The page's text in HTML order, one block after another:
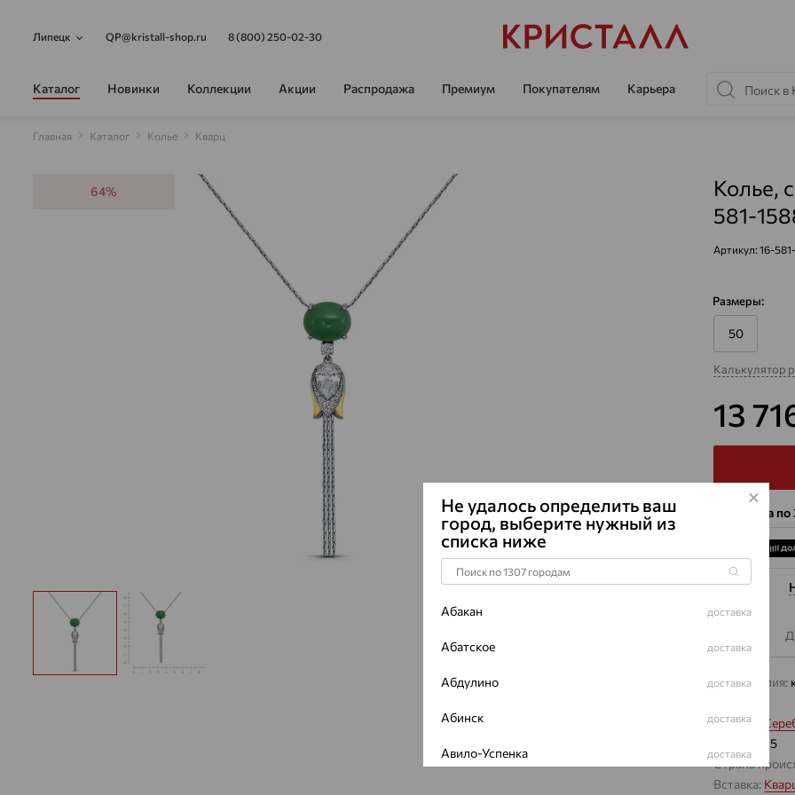
Липецк QP@kristall-shop.ru 8 (800) 250-02-30
Каталог Новинки Коллекции Акции Распродажа Премиум Покупателям Карьера
Главная Каталог Колье Кварц
64%
Колье,
581-
Артикул: 16-
Размеры:
50
Калькулятор
13
4 платежа
Вид изделия:
Металл:
925
Страна
Вставка:
Не удалось определить ваш
город, выберите нужный из
списка ниже
Абакан доставка
Абатское доставка
Абдулино доставка
Абинск доставка
Авило-Успенка доставка
доставка